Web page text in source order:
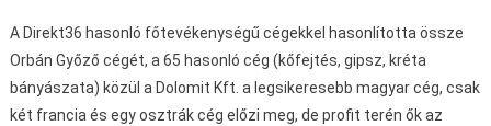
A Direkt36 hasonló főtevékenységű cégekkel hasonlította össze
Orbán Győző cégét, a 65 hasonló cég (kőfejtés, gipsz, kréta
bányászata) közül a Dolomit Kft. a legsikeresebb magyar cég, csak
két francia és egy osztrák cég előzi meg, de profit terén ők az